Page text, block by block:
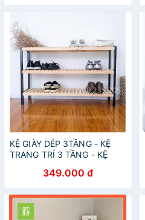
KỆ GIÀY DÉP 3TẦNG - KỆ
TRANG TRÍ 3 TẦNG - KỆ
349.000 đ